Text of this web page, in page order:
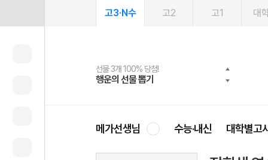
고3·N수 고2 고1 대
선물 3개 100% 당첨!
행운의 선물 뽑기
선물 100% 증정!
메가스터디 X 올리브
여름방학 스터디 캐시백
메가런 썸머스쿨
2027 러셀 단과
강사 공개선발
스마트러닝앱
설문 EVENT
메가패스
3일 무료 체험권
메가패스 수강생 무료혜택!
메가클럽 멤버십
사회공헌 캠페인
희망이룸 메가나눔
메가선생님 수능·내신 대학별고